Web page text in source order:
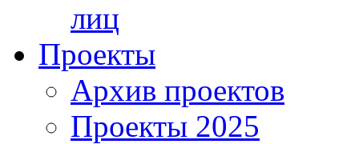
лиц
Проекты
Архив проектов
Проекты 2025